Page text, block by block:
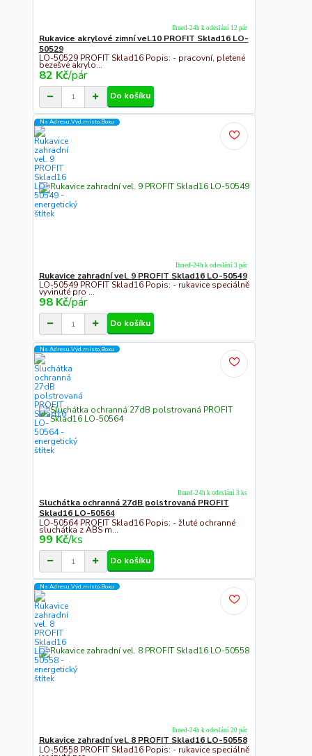
Rukavice akrylové zimní vel.10 PROFIT Sklad16 LO-
50529
LO-50529 PROFIT Sklad16 Popis: - pracovní, pletené
bezešvé akrylo...
82 Kč/pár
Ihned-24h k odeslání 12 pár
Do košíku
Na Adresu,Výd.místo,Boxu
Rukavice zahradní vel. 9 PROFIT Sklad16 LO-50549
LO-50549 PROFIT Sklad16 Popis: - rukavice speciálně
vyvinuté pro ...
98 Kč/pár
Ihned-24h k odeslání 3 pár
Do košíku
Na Adresu,Výd.místo,Boxu
Sluchátka ochranná 27dB polstrovaná PROFIT
Sklad16 LO-50564
LO-50564 PROFIT Sklad16 Popis: - žluté ochranné
sluchátka z ABS m...
99 Kč/ks
Ihned-24h k odeslání 3 ks
Do košíku
Na Adresu,Výd.místo,Boxu
Rukavice zahradní vel. 8 PROFIT Sklad16 LO-50558
LO-50558 PROFIT Sklad16 Popis: - rukavice speciálně
Ihned-24h k odeslání 20 pár